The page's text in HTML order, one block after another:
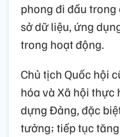
phong đi đầu trong
sở dữ liệu, ứng
trong hoạt động.
Chủ tịch Quốc hội
hóa và Xã hội thực
dựng Đảng, đặc
tưởng; tiếp tục